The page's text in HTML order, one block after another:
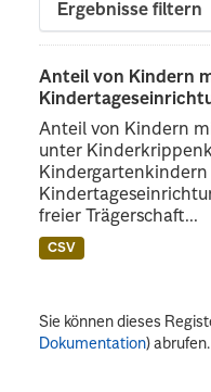
Ergebnisse filtern
Anteil von Kindern
Anteil von Kindern
unter
freier Trägerschaft...
CSV
Sie können dieses
Dokumentation) abrufen.